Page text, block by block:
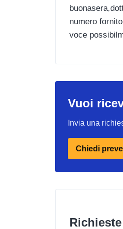
numero
voce
Vuoi
Invia una
Chiedi